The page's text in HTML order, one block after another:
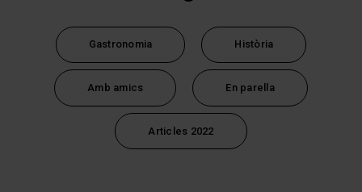
Gastronomia Història
Amb amics En parella
Articles 2022